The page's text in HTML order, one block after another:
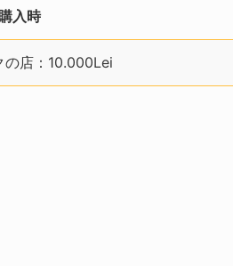
入時
の店：10.000Lei